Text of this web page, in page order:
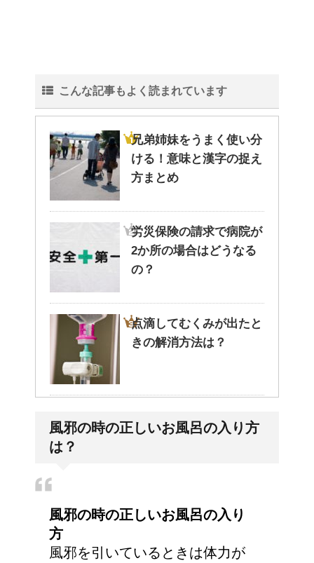
こんな記事もよく読まれています
兄弟姉妹をうまく使い分
ける！意味と漢字の捉え
方まとめ
労災保険の請求で病院が
2か所の場合はどうなる
の？
点滴してむくみが出たと
きの解消方法は？
くれない・・そんなこと
トマトジュースと黒酢の
イチ
風邪の時の正しいお風呂の入り方
は？
風邪の時の正しいお風呂の入り
方
風邪を引いているときは体力が